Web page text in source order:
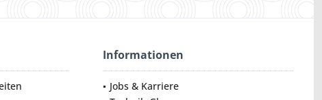
Informationen
Jobs & Karriere